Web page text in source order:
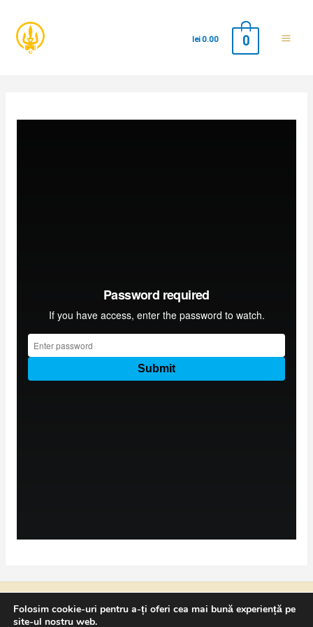
lei0.00 0
Copyright © 2026 NICOLAE CATRINA
Folosim cookie-uri pentru a-ți oferi cea mai bună experiență pe
site-ul nostru web.